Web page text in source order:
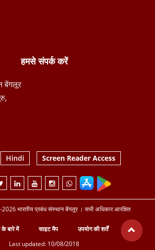
हमसे संपर्क करें
बेंगलूर
Hindi Screen Reader Access
2026 भारतीय प्रबंध संस्थान बेंगलूर । सभी अधिकार आरक्षित
बारे में साइट मैप
उपयोग की शर्तें
Last updated: 10/08/2018